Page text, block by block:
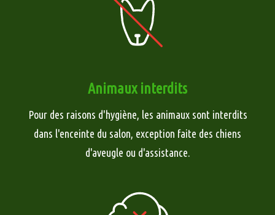
Animaux interdits
Pour des raisons d'hygiène, les animaux sont interdits
dans l'enceinte du salon, exception faite des chiens
d'aveugle ou d'assistance.